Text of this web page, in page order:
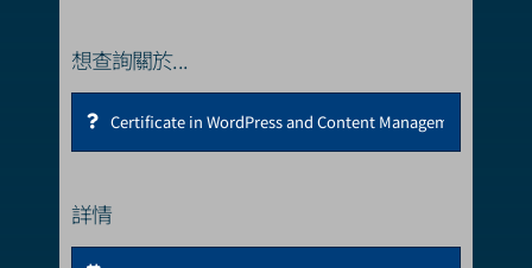
想查詢關於...
詳情